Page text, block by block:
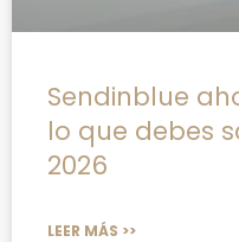
Sendinblue
lo que debes
2026
LEER MÁS >>